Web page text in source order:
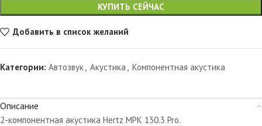
КУПИТЬ СЕЙЧАС
Добавить в список желаний
Категории: Автозвук Акустика Компонентная акустика
Описание
2-компонентная акустика Hertz MPK 130.3 Pro.